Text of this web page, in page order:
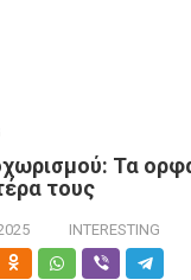
Τα
τους
INTERESTING